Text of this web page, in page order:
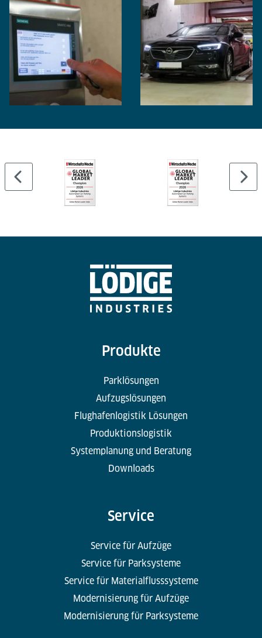
Produkte
Parklösungen
Aufzugslösungen
Flughafenlogistik Lösungen
Produktionslogistik
Systemplanung und Beratung
Downloads
Service
Service für Aufzüge
Service für Parksysteme
Service für Materialflusssysteme
Modernisierung für Aufzüge
Modernisierung für Parksysteme